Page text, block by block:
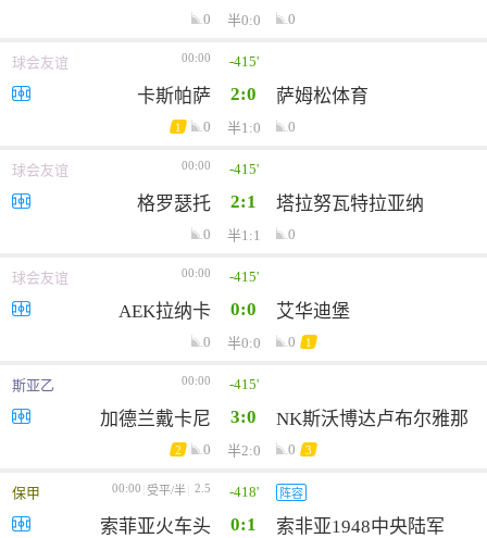
0 半0:0 0
球会友谊 00:00 -415'
卡斯帕萨 2:0 萨姆松体育
1 0 半1:0 0
球会友谊 00:00 -415'
格罗瑟托 2:1 塔拉努瓦特拉亚纳
0 半1:1 0
球会友谊 00:00 -415'
AEK拉纳卡 0:0 艾华迪堡
0 半0:0 0 1
斯亚乙 00:00 -415'
加德兰戴卡尼 3:0 NK斯沃博达卢布尔雅那
2 0 半2:0 0 3
保甲 00:00 受平/半 2.5 -418' 阵容
索菲亚火车头 0:1 索非亚1948中央陆军